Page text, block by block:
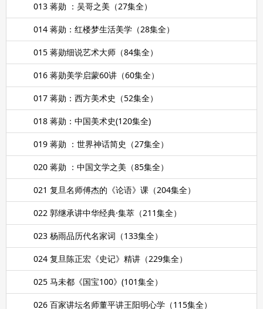
013 蒋勋 ：吴哥之美（27集全）
014 蒋勋：红楼梦生活美学（28集全）
015 蒋勋细说艺术大师（84集全）
016 蒋勋美学启蒙60讲（60集全）
017 蒋勋：西方美术史（52集全）
018 蒋勋：中国美术史(120集全)
019 蒋勋 ：世界神话简史（27集全）
020 蒋勋 ：中国文学之美（85集全）
021 复旦名师傅杰的《论语》课（204集全）
022 郭继承讲中华经典·集萃（211集全）
023 杨雨品历代名家词（133集全）
024 复旦陈正宏《史记》精讲（229集全）
025 马未都《国宝100》(101集全）
026 百家讲坛名师董平讲王阳明心学（115集全）